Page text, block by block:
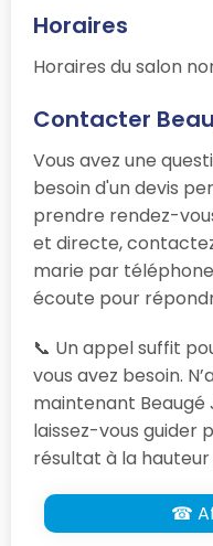
Horaires
Horaires du salon
Contacter
Vous avez une
besoin d'un devis
prendre rendez-
et directe,
marie par
écoute pour
📞 Un appel suffit
vous avez besoin.
maintenant
laissez-vous guider
résultat à la
☎